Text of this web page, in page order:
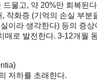
물고, 약 20%만 회복된
작화증 (기억의 손실 부
이라 생각한다) 등의 증
매로 발전한다. 3-12개월
저하를 초래한다.